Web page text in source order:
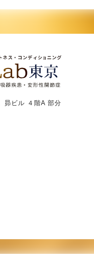
昴ビル ４階A 部分